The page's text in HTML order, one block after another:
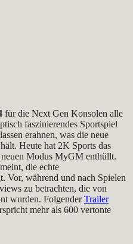
für die Next Gen Konsolen alle
faszinierendes Sportspiel
erahnen, was die neue
Heute hat 2K Sports das
neuen Modus MyGM enthüllt.
die echte
Vor, während und nach Spielen
zu betrachten, die von
wurden. FolgenderTrailer
mehr als 600 vertonte